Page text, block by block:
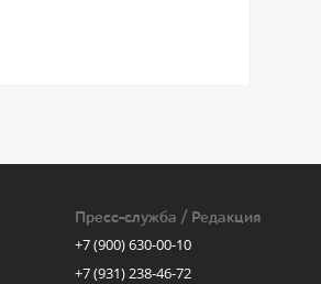
Пресс-служба / Редакция
+7 (900) 630-00-10
+7 (931) 238-46-72